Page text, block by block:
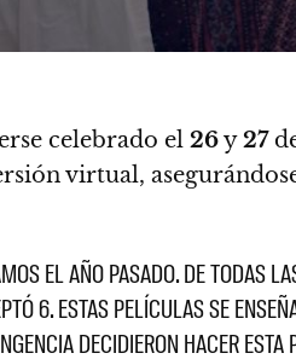
celebrado el 26y27
virtual,
EL AÑO PASADO. DE TODAS
6. ESTAS PELÍCULAS SE
DECIDIERON HACER